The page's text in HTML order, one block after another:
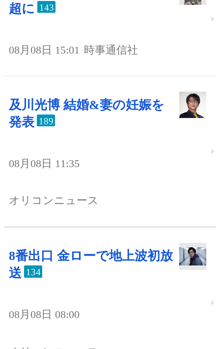
超に 143
08月08日 15:01 時事通信社
及川光博 結婚&妻の妊娠を
発表 189
08月08日 11:35
オリコンニュース
8番出口 金ローで地上波初放
送 134
08月08日 08:00